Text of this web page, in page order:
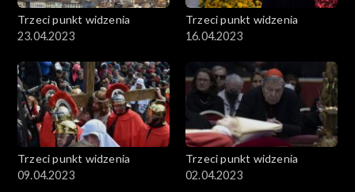
Trzeci punkt widzenia
23.04.2023
Trzeci punkt widzenia
16.04.2023
Trzeci punkt widzenia
09.04.2023
Trzeci punkt widzenia
02.04.2023